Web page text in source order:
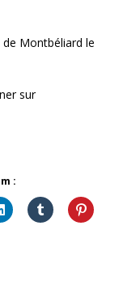
Montbéliard le
sur
: